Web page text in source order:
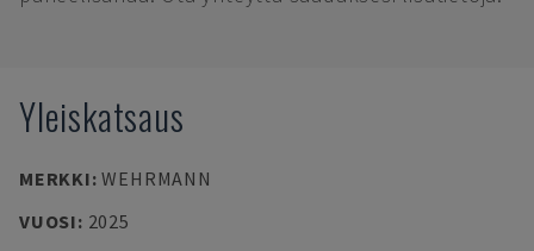
Yleiskatsaus
MERKKI:WEHRMANN
VUOSI: 2025